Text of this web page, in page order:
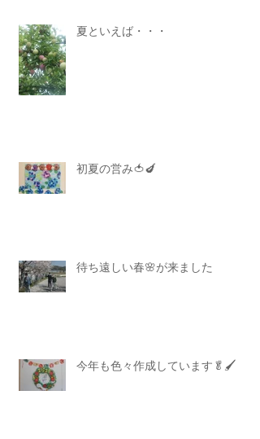
夏といえば・・・
初夏の営み🍅🍆
待ち遠しい春🌸が来ました
今年も色々作成しています🥬🖌